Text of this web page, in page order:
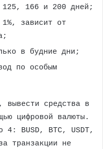
125, 166 и 200 дней;
зависит от
в будние дни;
по особым
вывести средства в
цифровой валюты.
4: BUSD, BTC, USDT,
транзакции не